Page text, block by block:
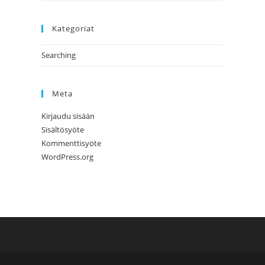
Kategoriat
Searching
Meta
Kirjaudu sisään
Sisältösyöte
Kommenttisyöte
WordPress.org